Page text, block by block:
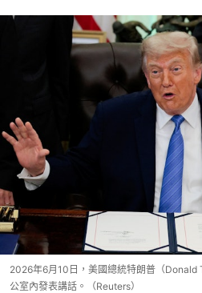
2026年6月10日，美國總統特朗普（Donald
公室內發表講話。（Reuters）